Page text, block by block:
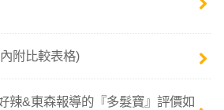
附比較表格)
辣&東森報導的『多髮寶』評價如